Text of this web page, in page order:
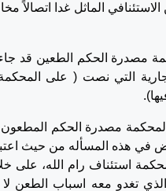
الحكم الطعين قد جاء
التي نصت ( على
مصدرة الحكم المطعون فيه
هذه المسأله من حيث
الذي تغدو معه اسباب الطعن